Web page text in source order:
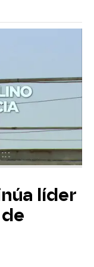
líder